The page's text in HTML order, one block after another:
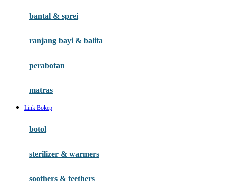
Habbie
Haenim
Hauck
Havaianas
Hybrid
I
bantal & sprei
ranjang bayi & balita
perabotan
matras
Link Bokep
botol
sterilizer & warmers
soothers & teethers